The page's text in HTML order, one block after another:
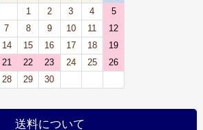
1
2 3 4
5
7 8 9 10 11
12
14 15 16 17 18
19
21 22 23 24 25
26
28 29 30
送料について